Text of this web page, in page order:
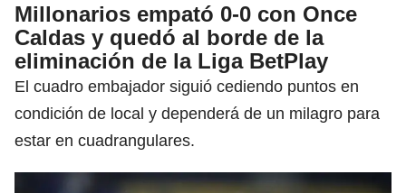
Millonarios empató 0-0 con Once
Caldas y quedó al borde de la
eliminación de la Liga BetPlay
El cuadro embajador siguió cediendo puntos en
condición de local y dependerá de un milagro para
estar en cuadrangulares.